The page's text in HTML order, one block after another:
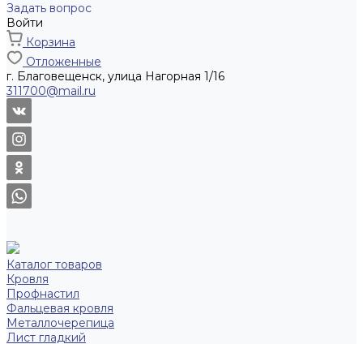
Задать вопрос
Войти
Корзина
Отложенные
г. Благовещенск, улица Нагорная 1/16
311700@mail.ru
Каталог товаров
Кровля
Профнастил
Фальцевая кровля
Металлочерепица
Лист гладкий